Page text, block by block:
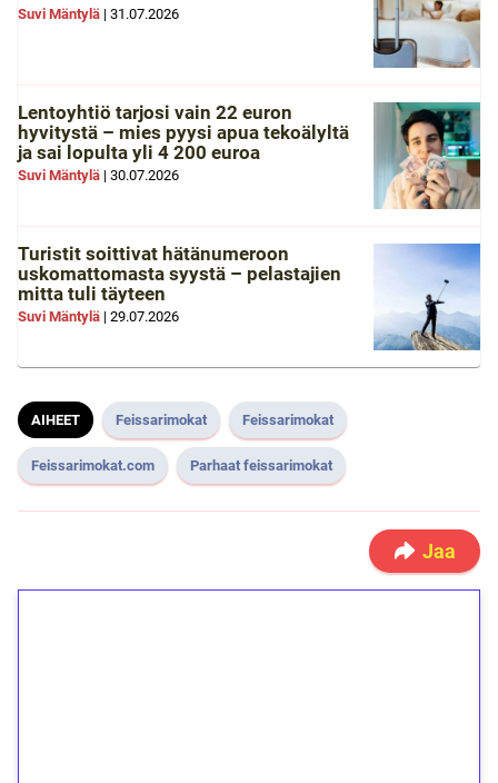
Suvi Mäntylä | 31.07.2026
Lentoyhtiö tarjosi vain 22 euron
hyvitystä – mies pyysi apua tekoälyltä
ja sai lopulta yli 4 200 euroa
Suvi Mäntylä | 30.07.2026
Turistit soittivat hätänumeroon
uskomattomasta syystä – pelastajien
mitta tuli täyteen
Suvi Mäntylä | 29.07.2026
AIHEET Feissarimokat Feissarimokat
Feissarimokat.com Parhaat feissarimokat
Jaa